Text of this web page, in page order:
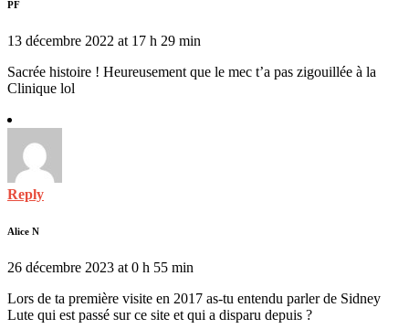
PF
13 décembre 2022 at 17 h 29 min
Sacrée histoire ! Heureusement que le mec t’a pas zigouillée à la
Clinique lol
Reply
Alice N
26 décembre 2023 at 0 h 55 min
Lors de ta première visite en 2017 as-tu entendu parler de Sidney
Lute qui est passé sur ce site et qui a disparu depuis ?